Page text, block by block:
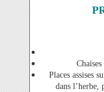
Places assises
dans l’herbe,